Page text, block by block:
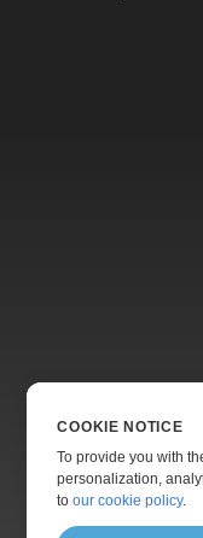
COOKIE NOTICE
To provide you with
personalization,
toour cookie policy.